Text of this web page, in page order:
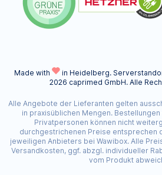
Made with in Heidelberg.
2026 caprimed GmbH. Alle
Alle Angebote der Lieferanten gelten
in praxisüblichen Mengen.
Privatpersonen können nicht
durchgestrichenen Preise entsprechen
jeweiligen Anbieters bei Wawibox. Alle
Versandkosten, ggf. abzgl. individueller
vom Produkt